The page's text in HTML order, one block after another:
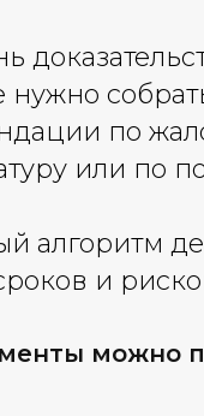
нужно
по
или по
алгоритм
и
можно